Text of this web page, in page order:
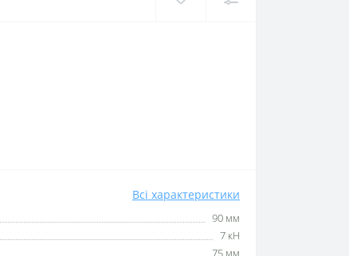
Всі характеристики
90 мм
7 кН
75 мм